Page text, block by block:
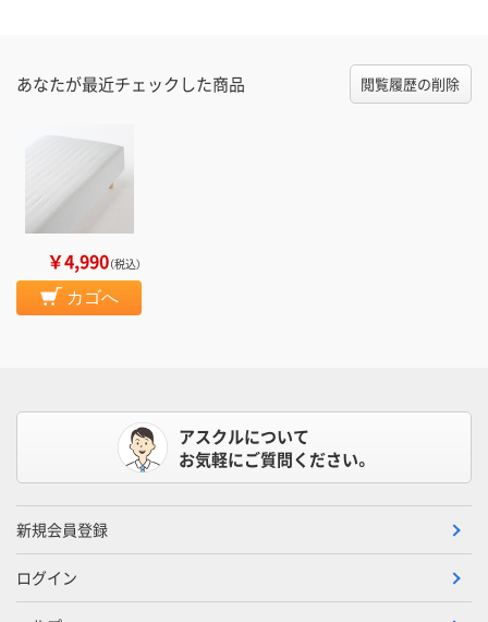
あなたが最近チェックした商品 閲覧履歴の削除
￥4,990（税込）
カゴへ
アスクルについて
お気軽にご質問ください。
新規会員登録
ログイン